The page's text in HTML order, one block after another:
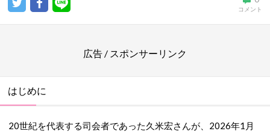
コメント
広告 / スポンサーリンク
はじめに
20世紀を代表する司会者であった久米宏さんが、2026年1月